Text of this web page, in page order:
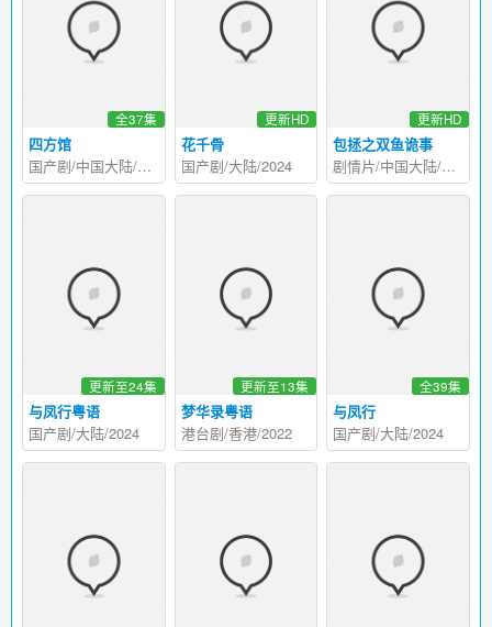
四方馆
全37集
国产剧/中国大陆/2024
花千骨
更新HD
国产剧/大陆/2024
包拯之双鱼诡事
更新HD
剧情片/中国大陆/2024
与凤行粤语
更新至24集
国产剧/大陆/2024
梦华录粤语
更新至13集
港台剧/香港/2022
与凤行
全39集
国产剧/大陆/2024